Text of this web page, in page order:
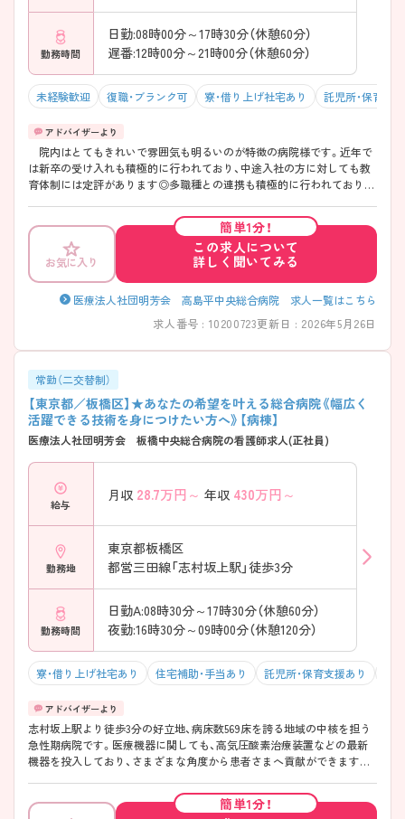
勤務時間
日勤:08時00分～17時30分（休憩60分）
遅番:12時00分～21時00分（休憩60分）
未経験歓迎 復職・ブランク可 寮・借り上げ社宅あり 託児所・保育支
院内はとてもきれいで雰囲気も明るいのが特徴の病院様です。近年で
は新卒の受け入れも積極的に行われており、中途入社の方に対しても教
育体制には定評があります◎多職種との連携も積極的に行われておりま
環境で、仕事とプライベートを両立させたい方にオススメできる環境で
す。 ご興味ある方には、面接対策ポイントなど、 さらに詳細をお話し
いたしますので、お気軽にご相談ください。
お気に入り
簡単1分！
この求人について
詳しく聞いてみる
医療法人社団明芳会 高島平中央総合病院 求人一覧はこちら
求人番号 : 10200723更新日 : 2026年5月26日
常勤（二交替制）
【東京都／板橋区】★あなたの希望を叶える総合病院《幅広く
活躍できる技術を身につけたい方へ》【病棟】
医療法人社団明芳会 板橋中央総合病院の看護師求人(正社員)
給与
月収 28.7万円～ 年収 430万円～
勤務地
東京都板橋区
都営三田線「志村坂上駅」徒歩3分
勤務時間
日勤A:08時30分～17時30分（休憩60分）
夜勤:16時30分～09時00分（休憩120分）
寮・借り上げ社宅あり 住宅補助・手当あり 託児所・保育支援あり
志村坂上駅より徒歩3分の好立地、病床数569床を誇る地域の中核を担う
急性期病院です。医療機器に関しても、高気圧酸素治療装置などの最新
機器を投入しており、さまざまな角度から患者さまへ貢献ができます。
から看護を学びたい方から看護師としてスキルを高めたい方まで幅広い
方にオススメできます！ ご興味ある方には、面接対策ポイントなど、さら
簡単1分！